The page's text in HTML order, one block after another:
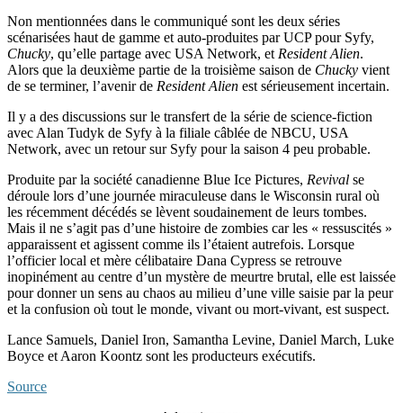
Non mentionnées dans le communiqué sont les deux séries
scénarisées haut de gamme et auto-produites par UCP pour Syfy,
Chucky, qu’elle partage avec USA Network, et Resident Alien.
Alors que la deuxième partie de la troisième saison de Chucky vient
de se terminer, l’avenir de Resident Alien est sérieusement incertain.
Il y a des discussions sur le transfert de la série de science-fiction
avec Alan Tudyk de Syfy à la filiale câblée de NBCU, USA
Network, avec un retour sur Syfy pour la saison 4 peu probable.
Produite par la société canadienne Blue Ice Pictures, Revival se
déroule lors d’une journée miraculeuse dans le Wisconsin rural où
les récemment décédés se lèvent soudainement de leurs tombes.
Mais il ne s’agit pas d’une histoire de zombies car les « ressuscités »
apparaissent et agissent comme ils l’étaient autrefois. Lorsque
l’officier local et mère célibataire Dana Cypress se retrouve
inopinément au centre d’un mystère de meurtre brutal, elle est laissée
pour donner un sens au chaos au milieu d’une ville saisie par la peur
et la confusion où tout le monde, vivant ou mort-vivant, est suspect.
Lance Samuels, Daniel Iron, Samantha Levine, Daniel March, Luke
Boyce et Aaron Koontz sont les producteurs exécutifs.
Source